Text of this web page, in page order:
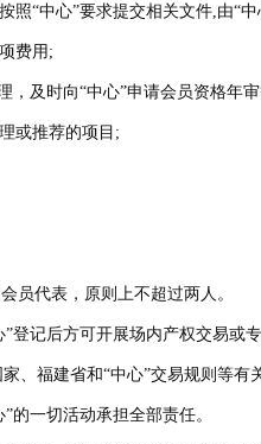
照“中心”要求提交相关文件,由“
费用;
，及时向“中心”申请会员资格年
或推荐的项目;
员代表，原则上不超过两人。
登记后方可开展场内产权交易或
、福建省和“中心”交易规则等
的一切活动承担全部责任。